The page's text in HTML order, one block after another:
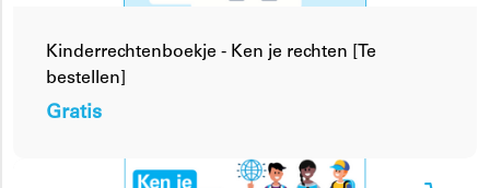
Kinderrechtenboekje - Ken je rechten [Te
bestellen]
Gratis